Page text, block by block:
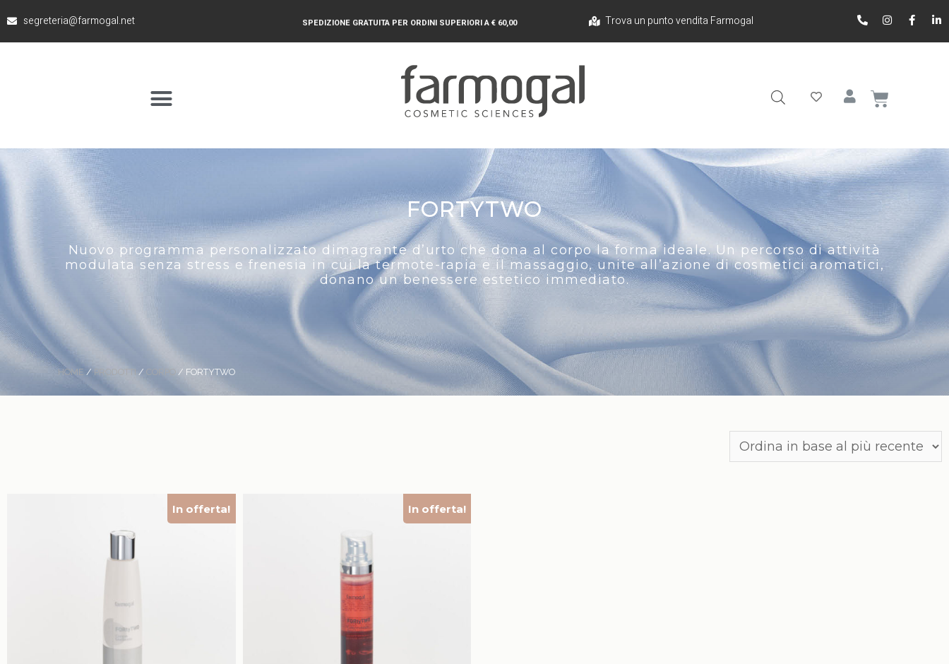
segreteria@farmogal.net SPEDIZIONE GRATUITA PER ORDINI SUPERIORI A € 60,00 Trova un punto vendita Farmogal
FORTYTWO
Nuovo programma personalizzato dimagrante d’urto che dona al corpo la forma ideale. Un percorso di attività
modulata senza stress e frenesia in cui la termote-rapia e il massaggio, unite all’azione di cosmetici aromatici,
donano un benessere estetico immediato.
HOME / PRODOTTI / CORPO / FORTYTWO
In offerta! In offerta!